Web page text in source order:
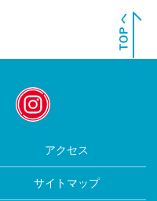
アクセス
サイトマップ